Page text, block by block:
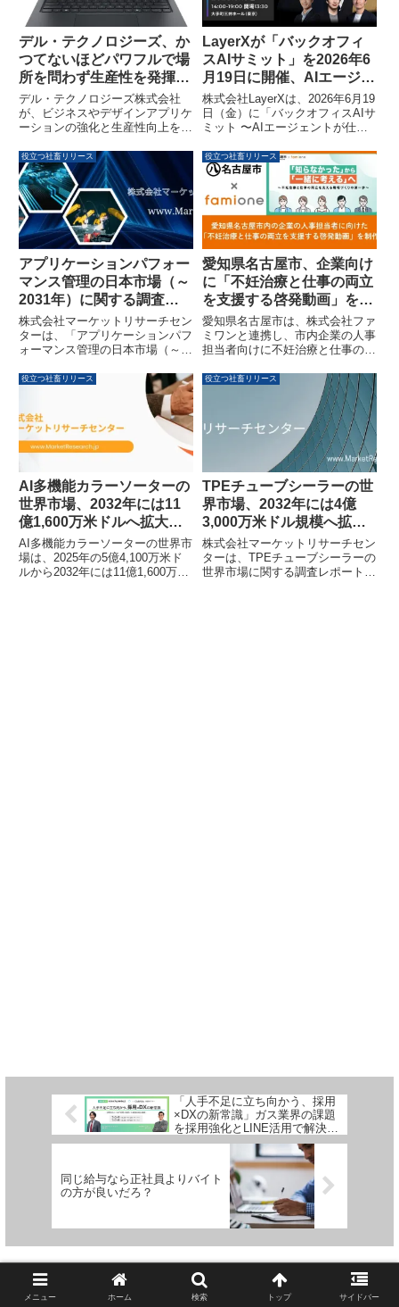
この度、地域の関係者向けに見学
会が実施されます。
デル・テクノロジーズ、か
つてないほどパワフルで場
所を問わず生産性を発揮す
る「Dell Pro Precision 5
シリーズ 14/16ノートパソ
コン」を発売
デル・テクノロジーズ株式会社
が、ビジネスやデザインアプリケ
ーションの強化と生産性向上を目
ーズ 14ノートパソコン」および
「Dell Pro Precision 5シリーズ
16ノートパソコン」の販売を開
始しました。これらの新製品は、
高性能プロセッサーとグラフィッ
クス、AI機能の統合、優れた携帯
性、そして持続可能性を追求した
設計が特徴です。
LayerXが「バックオフィ
スAIサミット」を2026年6
月19日に開催、AIエージェ
ント時代のバックオフィス
再設計を議論
株式会社LayerXは、2026年6月19
日（金）に「バックオフィスAIサ
ミット 〜AIエージェントが仕事
ス再設計〜」を大手町三井ホール
にて開催します。本サミットで
は、AIエージェントが自律的に業
務を遂行する実用段階に入った
今、業務フローや組織そのものを
どのように変革していくべきかを
探求します。
役立つ社畜リリース
アプリケーションパフォー
マンス管理の日本市場（～
2031年）に関する調査資
料が発表されました
株式会社マーケットリサーチセン
ターは、「アプリケーションパフ
ォーマンス管理の日本市場（～
発表しました。この資料には、日
本市場の規模、動向、セグメント
別予測などが盛り込まれていま
す。
役立つ社畜リリース
愛知県名古屋市、企業向け
に「不妊治療と仕事の両立
を支援する啓発動画」を公
開
愛知県名古屋市は、株式会社ファ
ミワンと連携し、市内企業の人事
担当者向けに不妊治療と仕事の両
開しました。この動画は、不妊治
療に対する職場の理解を深め、誰
もが働きやすい環境づくりを推進
することを目的としています。
役立つ社畜リリース
AI多機能カラーソーターの
世界市場、2032年には11
億1,600万米ドルへ拡大予
測
AI多機能カラーソーターの世界市
場は、2025年の5億4,100万米ド
ルから2032年には11億1,600万米
役立つ社畜リリース
TPEチューブシーラーの世
界市場、2032年には4億
3,000万米ドル規模へ拡大
予測
株式会社マーケットリサーチセン
ターは、TPEチューブシーラーの
世界市場に関する調査レポートを
「人手不足に立ち向かう、採用
×DXの新常識」ガス業界の課題
を採用強化とLINE活用で解決！
アルバイトタイムス×クラブネ
ッツ共催 無料ウェビナー開催
同じ給与なら正社員よりバイト
の方が良いだろ？
コメント
メニュー ホーム 検索 トップ サイドバー